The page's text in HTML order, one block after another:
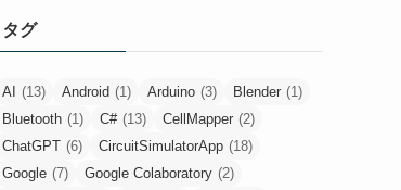
ブタグ
AI (13) Android (1) Arduino (3) Blender (1)
Bluetooth (1) C# (13) CellMapper (2)
ChatGPT (6) CircuitSimulatorApp (18)
Google (7) Google Colaboratory (2)